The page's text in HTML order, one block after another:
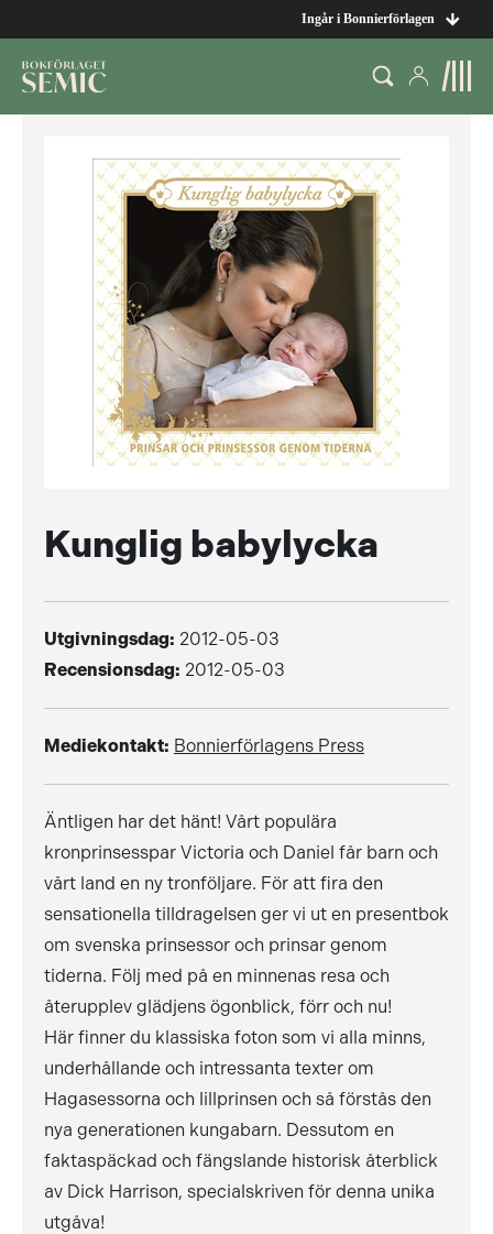
Ingår i Bonnierförlagen
Kunglig babylycka
Utgivningsdag: 2012-05-03
Recensionsdag: 2012-05-03
Mediekontakt: Bonnierförlagens Press
Äntligen har det hänt! Vårt populära
kronprinsesspar Victoria och Daniel får barn och
vårt land en ny tronföljare. För att fira den
sensationella tilldragelsen ger vi ut en presentbok
om svenska prinsessor och prinsar genom
tiderna. Följ med på en minnenas resa och
återupplev glädjens ögonblick, förr och nu!
Här finner du klassiska foton som vi alla minns,
underhållande och intressanta texter om
Hagasessorna och lillprinsen och så förstås den
nya generationen kungabarn. Dessutom en
faktaspäckad och fängslande historisk återblick
av Dick Harrison, specialskriven för denna unika
utgåva!